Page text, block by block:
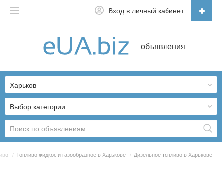
объявления
Вход в личный кабинет
Українська
Выбор категории
Харьков
/ Топливо жидкое и газообразное в Харькове / Дизельное топливо в Харькове